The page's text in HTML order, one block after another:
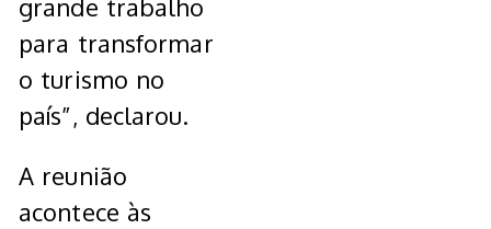
grande trabalho
para transformar
o turismo no
país”, declarou.
A reunião
acontece às